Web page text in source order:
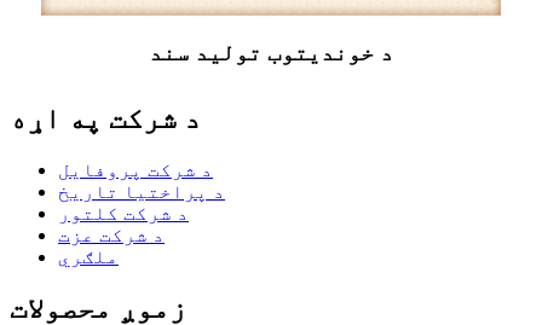
د خوندیتوب تولید سند
د شرکت په اړه
د شرکت پروفایل
د پراختیا تاریخ
د شرکت کلتور
د شرکت عزت
ملګري
زموږ محصولات